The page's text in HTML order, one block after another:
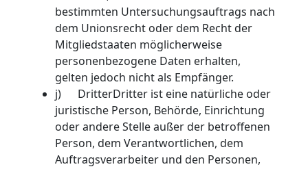
bestimmten Untersuchungsauftrags nach
dem Unionsrecht oder dem Recht der
Mitgliedstaaten möglicherweise
personenbezogene Daten erhalten,
gelten jedoch nicht als Empfänger.
j) DritterDritter ist eine natürliche oder
juristische Person, Behörde, Einrichtung
oder andere Stelle außer der betroffenen
Person, dem Verantwortlichen, dem
Auftragsverarbeiter und den Personen,